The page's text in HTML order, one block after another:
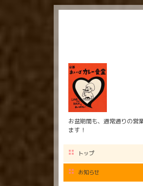
お盆期間も、通常通りの営
ます！
トップ
お知らせ